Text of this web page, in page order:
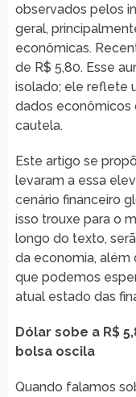
observados pelos
geral,
econômicas.
de R$ 5,80. Esse
isolado; ele reflete
dados econômicos
cautela.
Este artigo se
levaram a essa
cenário financeiro
isso trouxe para o
longo do texto,
da economia, além
que podemos
atual estado das
Dólar sobe a R$
bolsa oscila
Quando falamos